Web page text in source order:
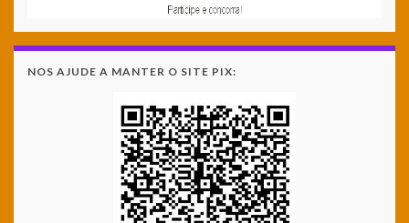
NOS AJUDE A MANTER O SITE PIX: